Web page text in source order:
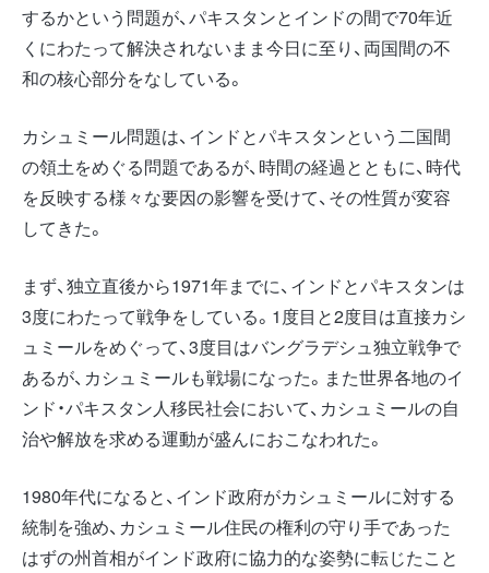
するかという問題が、パキスタンとインドの間で70年近
くにわたって解決されないまま今日に至り、両国間の不
和の核心部分をなしている。
カシュミール問題は、インドとパキスタンという二国間
の領土をめぐる問題であるが、時間の経過とともに、時代
を反映する様々な要因の影響を受けて、その性質が変容
してきた。
まず、独立直後から1971年までに、インドとパキスタンは
3度にわたって戦争をしている。1度目と2度目は直接カシ
ュミールをめぐって、3度目はバングラデシュ独立戦争で
あるが、カシュミールも戦場になった。また世界各地のイ
ンド・パキスタン人移民社会において、カシュミールの自
治や解放を求める運動が盛んにおこなわれた。
1980年代になると、インド政府がカシュミールに対する
統制を強め、カシュミール住民の権利の守り手であった
はずの州首相がインド政府に協力的な姿勢に転じたこと